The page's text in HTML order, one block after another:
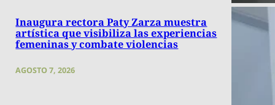
Inaugura rectora Paty Zarza muestra
artística que visibiliza las experiencias
femeninas y combate violencias
AGOSTO 7, 2026